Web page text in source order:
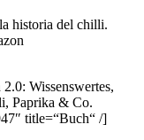
historia del chilli.
Wissenswertes,
Paprika & Co.
title=“Buch“ /]